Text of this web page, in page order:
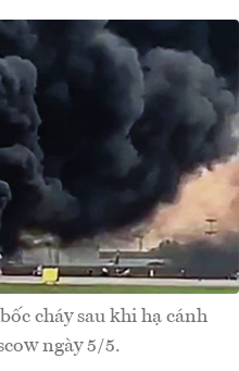
cháy sau khi hạ cánh
ngày 5/5.